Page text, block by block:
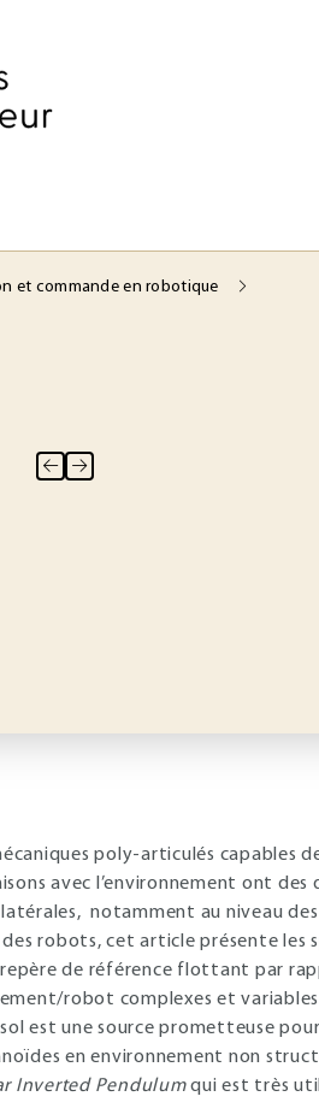
et commande en robotique
poly-articulés capables
avec l’environnement ont
notamment au niveau des
robots, cet article présente les
de référence flottant par
robot complexes et
est une source prometteuse
en environnement non
Inverted Pendulumqui est très